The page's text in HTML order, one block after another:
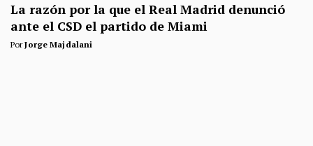
La razón por la que el Real Madrid denunció
ante el CSD el partido de Miami
PorJorge Majdalani